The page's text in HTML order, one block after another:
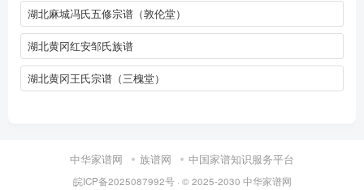
湖北麻城冯氏五修宗谱（敦伦堂）
湖北黄冈红安邹氏族谱
湖北黄冈王氏宗谱（三槐堂）
中华家谱网 族谱网 中国家谱知识服务平台
皖ICP备2025087992号· © 2025-2030 中华家谱网